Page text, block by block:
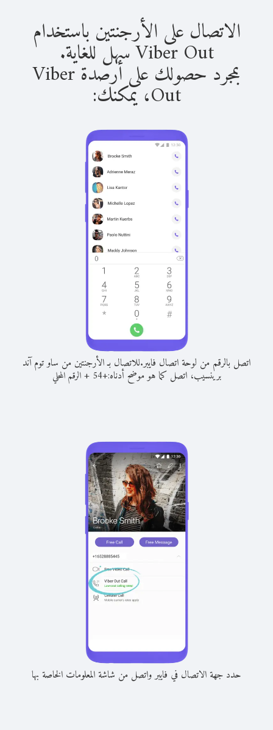
الاتصال على الأرجنتين باستخدام
Viber Out سهل للغاية.
بمجرد حصولك على أرصدة Viber
Out، يمكنك:
اتصل بالرقم من لوحة اتصال فايبر.للاتصال بـ الأرجنتين من ساو توم آند
برينسيب، اتصل كما هو موضح أدناه:+
54
+الرقم المحلي
حدد جهة الاتصال في فايبر واتصل من شاشة المعلومات الخاصة بها